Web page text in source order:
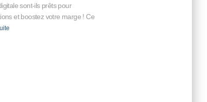
sont-ils prêts pour
et boostez votre marge ! Ce